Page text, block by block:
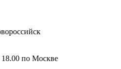
18.00 по Москве